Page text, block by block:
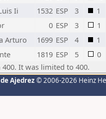
Ii 1532 ESP 3
1
0 ESP 3
1
Arturo 1699 ESP 4
1
1819 ESP 5
0
It was limited to 400.
Ajedrez © 2006-2026 Heinz